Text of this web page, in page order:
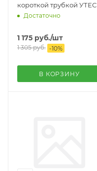
короткой трубкой УТЕС
Достаточно
1 175 руб./шт
1 305руб. -10%
В КОРЗИНУ